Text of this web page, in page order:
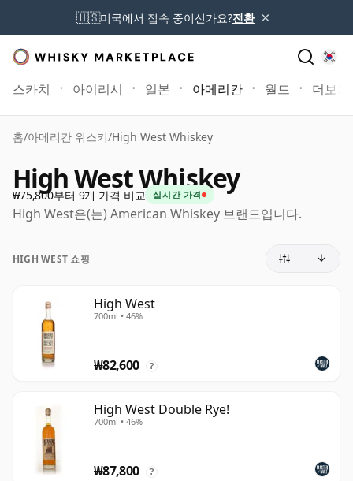
🇺🇸미국에서 접속 중이신가요?전환 ×
스카치 아이리시 일본 아메리칸 월드 더보기
홈/아메리칸 위스키/High West Whiskey
High West Whiskey
₩75,800부터 9개 가격 비교 실시간 가격
High West은(는) American Whiskey 브랜드입니다.
HIGH WEST 쇼핑
High West
700ml • 46%
₩82,600 ?
High West Double Rye!
700ml • 46%
₩87,800 ?